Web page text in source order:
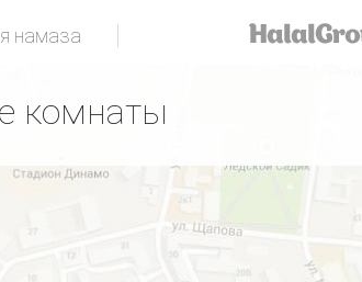
намаза
комнаты